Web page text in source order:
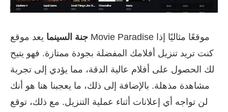
جنة السينما يعد موقع Movie Paradise موقعًا مثاليًا إذا
كنت تريد تنزيل أفلامك المفضلة بجودة ممتازة. فهو يتيح
لك الحصول على أفلام عالية الدقة، مما يؤدي إلى تجربة
مشاهدة مذهلة. بالإضافة إلى ذلك، ما يعجبنا هنا هو أنك
لن تواجه أي إعلانات أثناء عملية التنزيل. مع ذلك، توقع